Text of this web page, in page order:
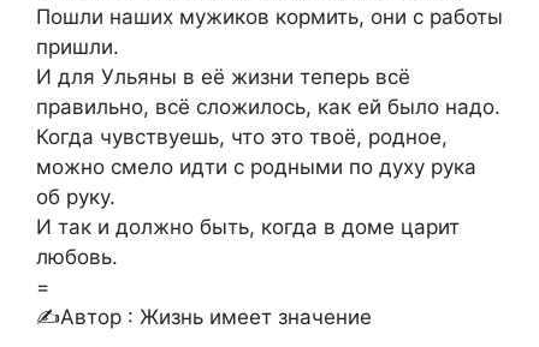
Пошли наших мужиков кормить, они с работы
пришли.
И для Ульяны в её жизни теперь всё
правильно, всё сложилось, как ей было надо.
Когда чувствуешь, что это твоё, родное,
можно смело идти с родными по духу рука
об руку.
И так и должно быть, когда в доме царит
любовь.
=
✍Автор : Жизнь имеет значение